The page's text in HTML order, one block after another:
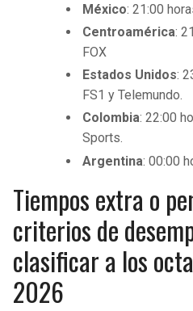
México: 21:00
Centroamérica:
FOX
Estados Unidos:
FS1 y Telemundo.
Colombia: 22:00
Sports.
Argentina: 00:00
Tiempos extra o
criterios de
clasificar a los
2026